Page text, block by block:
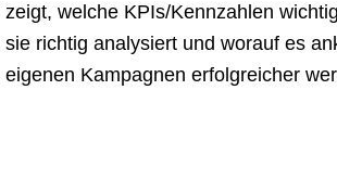
zeigt, welche KPIs/Kennzahlen
sie richtig analysiert und worauf es
eigenen Kampagnen erfolgreicher